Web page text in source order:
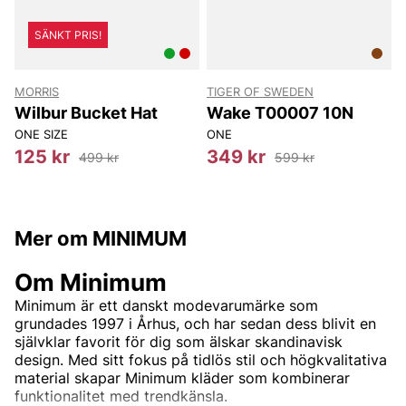
SÄNKT PRIS!
MORRIS
Wilbur Bucket Hat
ONE SIZE
125 kr 499 kr
TIGER OF SWEDEN
Wake T00007 10N
ONE
349 kr 599 kr
Mer om MINIMUM
Om Minimum
Minimum är ett danskt modevarumärke som
grundades 1997 i Århus, och har sedan dess blivit en
självklar favorit för dig som älskar skandinavisk
design. Med sitt fokus på tidlös stil och högkvalitativa
material skapar Minimum kläder som kombinerar
funktionalitet med trendkänsla.